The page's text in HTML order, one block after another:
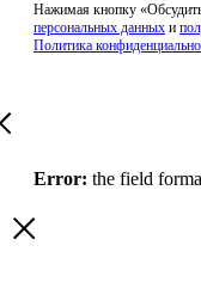
Нажимая кнопку
персональных данных и
Политика
Error: the field